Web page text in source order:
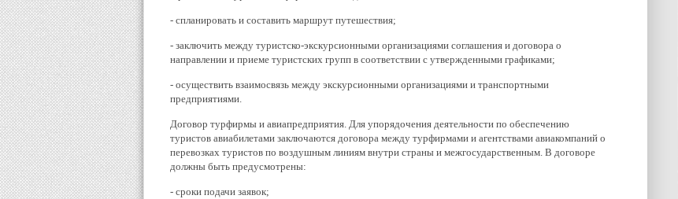
- спланировать и составить маршрут путешествия;
- заключить между туристско-экскурсионными организациями соглашения и договора о
направлении и приеме туристских групп в соответствии с утвержденными графиками;
- осуществить взаимосвязь между экскурсионными организациями и транспортными
предприятиями.
Договор турфирмы и авиапредприятия. Для упорядочения деятельности по обеспечению
туристов авиабилетами заключаются договора между турфирмами и агентствами авиакомпаний о
перевозках туристов по воздушным линиям внутри страны и межгосударственным. В договоре
должны быть предусмотрены:
- сроки подачи заявок;